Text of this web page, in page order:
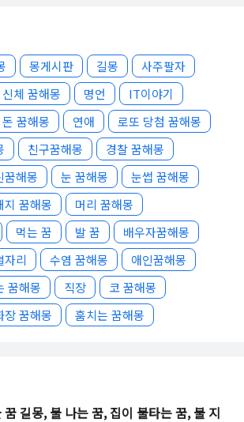
몽게시판 길몽
사주팔자
신체 꿈해몽 명언
IT이야기
돈 꿈해몽 연애
로또 당첨 꿈해몽
친구꿈해몽
경찰 꿈해몽
꿈해몽 눈 꿈해몽
눈썹 꿈해몽
지 꿈해몽
머리 꿈해몽
먹는 꿈 발 꿈
배우자꿈해몽
자리 수염 꿈해몽
애인꿈해몽
꿈해몽 직장
코 꿈해몽
장 꿈해몽 훔치는 꿈해몽
꿈 길몽, 불 나는 꿈, 집이 불타는 꿈, 불 지